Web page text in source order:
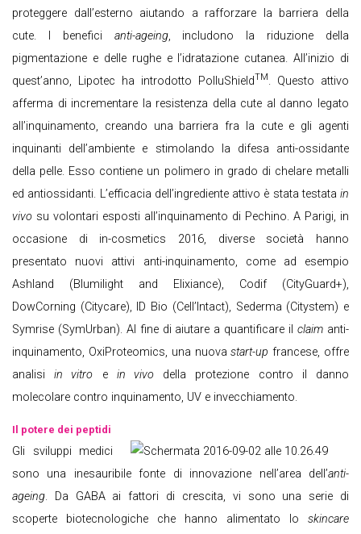
proteggere dall’esterno aiutando a rafforzare la barriera della
cute. I benefici anti-ageing, includono la riduzione della
pigmentazione e delle rughe e l’idratazione cutanea. All’inizio di
quest’anno, Lipotec ha introdotto PolluShieldTM. Questo attivo
afferma di incrementare la resistenza della cute al danno legato
all’inquinamento, creando una barriera fra la cute e gli agenti
inquinanti dell’ambiente e stimolando la difesa anti-ossidante
della pelle. Esso contiene un polimero in grado di chelare metalli
ed antiossidanti. L’efficacia dell’ingrediente attivo è stata testata in
vivo su volontari esposti all’inquinamento di Pechino. A Parigi, in
occasione di in-cosmetics 2016, diverse società hanno
presentato nuovi attivi anti-inquinamento, come ad esempio
Ashland (Blumilight and Elixiance), Codif (CityGuard+),
DowCorning (Citycare), ID Bio (Cell’Intact), Sederma (Citystem) e
Symrise (SymUrban). Al fine di aiutare a quantificare ilclaim anti-
inquinamento, OxiProteomics, una nuovastart-up francese, offre
analisiin vitro e in vivo della protezione contro il danno
molecolare contro inquinamento, UV e invecchiamento.
Il potere dei peptidi
Gli sviluppi medici
sono una inesauribile fonte di innovazione nell’area dell’anti-
ageing. Da GABA ai fattori di crescita, vi sono una serie di
scoperte biotecnologiche che hanno alimentato lo skincare